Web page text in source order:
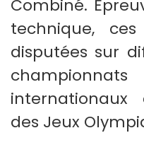
Combiné.
technique,
disputées sur
des Jeux